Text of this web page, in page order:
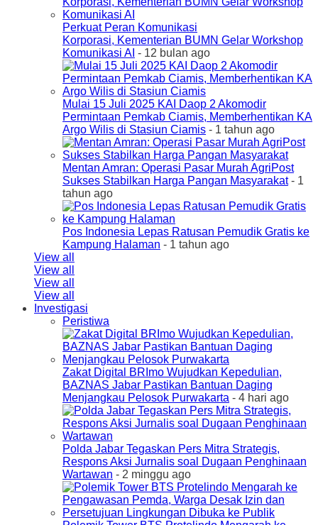
Perkuat Peran Komunikasi
Korporasi, Kementerian BUMN Gelar Workshop
Komunikasi AI - 12 bulan ago
Mulai 15 Juli 2025 KAI Daop 2 Akomodir
Permintaan Pemkab Ciamis, Memberhentikan KA
Argo Wilis di Stasiun Ciamis - 1 tahun ago
Mentan Amran: Operasi Pasar Murah AgriPost
Sukses Stabilkan Harga Pangan Masyarakat- 1
tahun ago
Pos Indonesia Lepas Ratusan Pemudik Gratis ke
Kampung Halaman - 1 tahun ago
View all
View all
View all
View all
Investigasi
Peristiwa
Zakat Digital BRImo Wujudkan Kepedulian,
BAZNAS Jabar Pastikan Bantuan Daging
Menjangkau Pelosok Purwakarta - 4 hari ago
Polda Jabar Tegaskan Pers Mitra Strategis,
Respons Aksi Jurnalis soal Dugaan Penghinaan
Wartawan - 2 minggu ago